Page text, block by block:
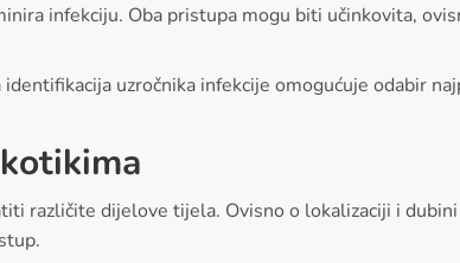
infekciju. Oba pristupa mogu biti učinkovita,
uzročnika infekcije omogućuje odabir
različite dijelove tijela. Ovisno o lokalizaciji i